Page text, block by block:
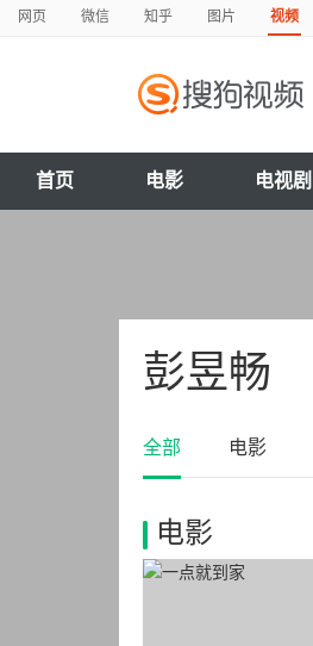
网页 微信 知乎 图片 视频
首页 电影 电视剧
彭昱畅
全部 电影
电影